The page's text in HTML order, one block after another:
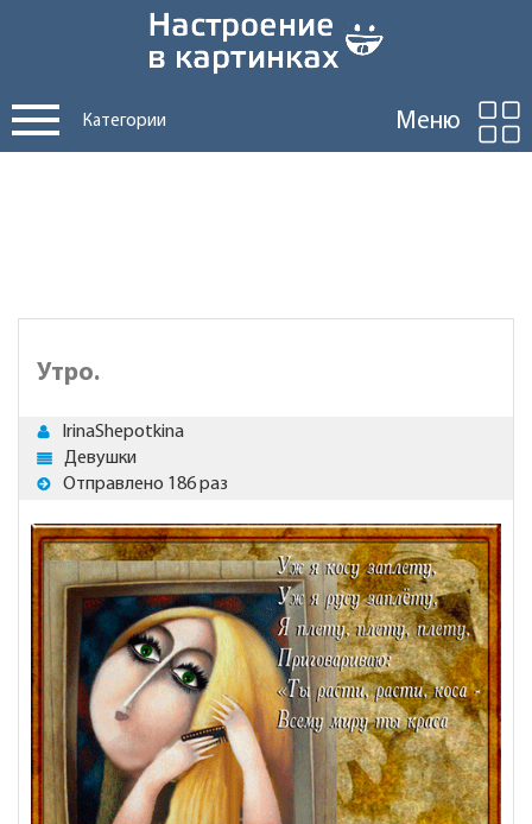
Категории Меню
Утро.
IrinaShepotkina
Девушки
Отправлено 186 раз